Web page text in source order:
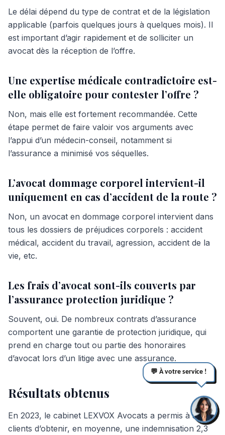
Le délai dépend du type de contrat et de la législation
applicable (parfois quelques jours à quelques mois). Il
est important d’agir rapidement et de solliciter un
avocat dès la réception de l’offre.
Une expertise médicale contradictoire est-
elle obligatoire pour contester l’offre ?
Non, mais elle est fortement recommandée. Cette
étape permet de faire valoir vos arguments avec
l’appui d’un médecin-conseil, notamment si
l’assurance a minimisé vos séquelles.
L’avocat dommage corporel intervient-il
uniquement en cas d’accident de la route ?
Non, un avocat en dommage corporel intervient dans
tous les dossiers de préjudices corporels : accident
médical, accident du travail, agression, accident de la
vie, etc.
Les frais d’avocat sont-ils couverts par
l’assurance protection juridique ?
Souvent, oui. De nombreux contrats d’assurance
comportent une garantie de protection juridique, qui
prend en charge tout ou partie des honoraires
d’avocat lors d’un litige avec une assurance.
Résultats obtenus
En 2023, le cabinet LEXVOX Avocats a permis à ses
clients d’obtenir, en moyenne, une indemnisation 2,3
💬 À votre service !